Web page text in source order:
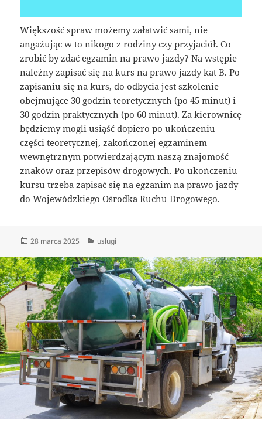
Większość spraw możemy załatwić sami, nie
angażując w to nikogo z rodziny czy przyjaciół. Co
zrobić by zdać egzamin na prawo jazdy? Na wstępie
należny zapisać się na kurs na prawo jazdy kat B. Po
zapisaniu się na kurs, do odbycia jest szkolenie
obejmujące 30 godzin teoretycznych (po 45 minut) i
30 godzin praktycznych (po 60 minut). Za kierownicę
będziemy mogli usiąść dopiero po ukończeniu
części teoretycznej, zakończonej egzaminem
wewnętrznym potwierdzającym naszą znajomość
znaków oraz przepisów drogowych. Po ukończeniu
kursu trzeba zapisać się na egzanim na prawo jazdy
do Wojewódzkiego Ośrodka Ruchu Drogowego.
Data
28 marca 2025 Kategorie
usługi